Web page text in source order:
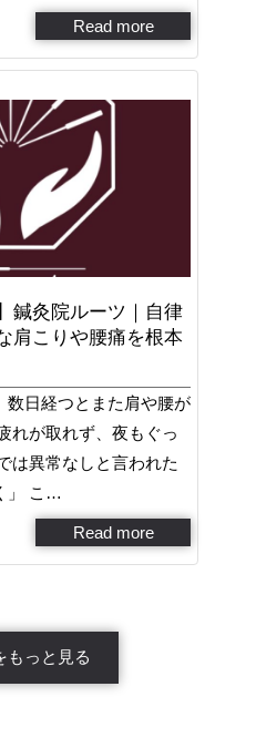
Read more
鍼灸院ルーツ｜自律
肩こりや腰痛を根本
数日経つとまた肩や腰が
れが取れず、夜もぐっ
は異常なしと言われた
」 こ…
Read more
もっと見る